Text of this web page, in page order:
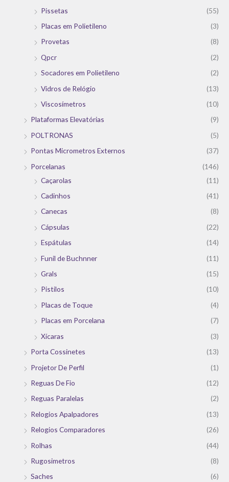
Pissetas
(55)
Placas em Polietileno
(3)
Provetas
(8)
Qpcr
(2)
Socadores em Polietileno
(2)
Vidros de Relógio
(13)
Viscosímetros
(10)
Plataformas Elevatórias
(9)
POLTRONAS
(5)
Pontas Micrometros Externos
(37)
Porcelanas
(146)
Caçarolas
(11)
Cadinhos
(41)
Canecas
(8)
Cápsulas
(22)
Espátulas
(14)
Funil de Buchnner
(11)
Grals
(15)
Pistilos
(10)
Placas de Toque
(4)
Placas em Porcelana
(7)
Xícaras
(3)
Porta Cossinetes
(13)
Projetor De Perfil
(1)
Reguas De Fio
(12)
Reguas Paralelas
(2)
Relogios Apalpadores
(13)
Relogios Comparadores
(26)
Rolhas
(44)
Rugosimetros
(8)
Saches
(6)